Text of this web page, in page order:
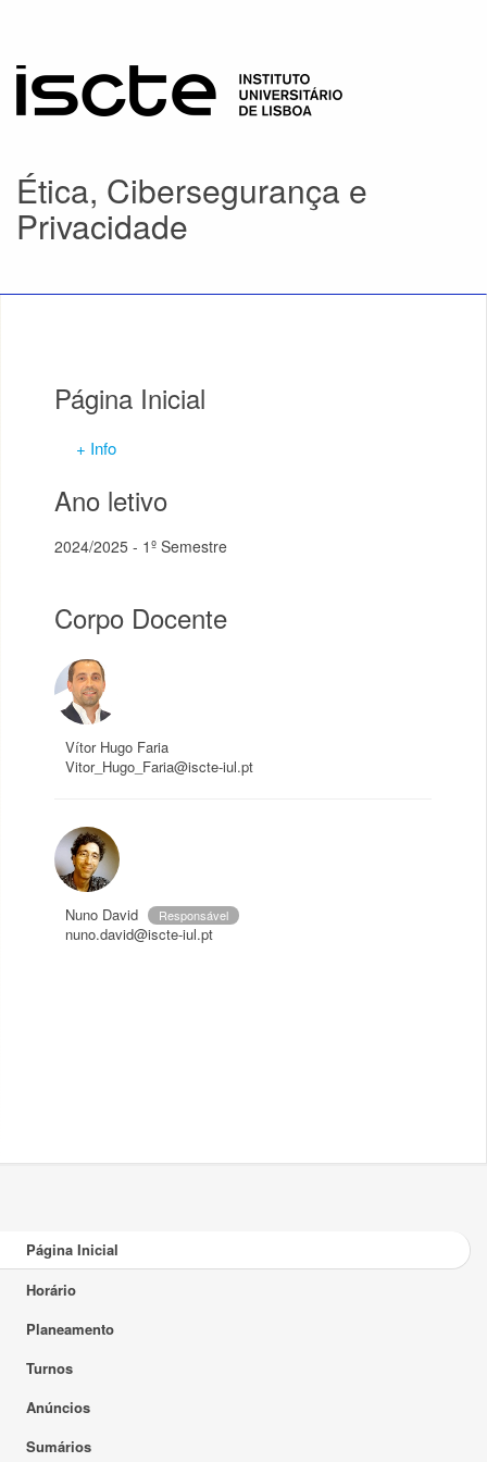
Ética, Cibersegurança e
Privacidade
Página Inicial
+ Info
Ano letivo
2024/2025 - 1º Semestre
Corpo Docente
Vítor Hugo Faria
Vitor_Hugo_Faria@iscte-iul.pt
Nuno David Responsável
nuno.david@iscte-iul.pt
Página Inicial
Horário
Planeamento
Turnos
Anúncios
Sumários